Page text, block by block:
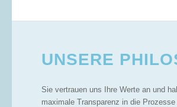
UNSERE
Sie vertrauen uns Ihre Werte an und
maximale Transparenz in die Prozesse